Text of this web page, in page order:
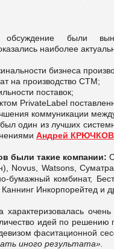
были
наиболее
бизнеса
на производство СТМ;
поставок;
PrivateLаbel
коммуникации
один из лучших
Андрей КРЮЧКОВ
были такие компании:
Novus, Watsons,
бумажный комбинат,
Инкорпорейтед и
характеризовалась
идей по
фаситационной
иного результата».